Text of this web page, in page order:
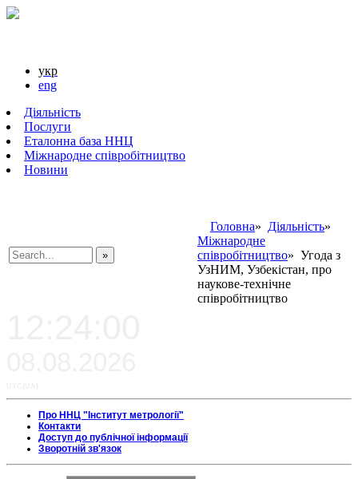
укр
eng
Діяльність
Послуги
Еталонна база ННЦ
Міжнародне співробітництво
Новини
Головна» Діяльність»
Міжнародне
співробітництво» Угода з
УзНИМ, Узбекістан, про
наукове-технічне
співробітництво
Про ННЦ "Інститут метрології"
Контакти
Доступ до публічної інформації
Зворотній зв'язок